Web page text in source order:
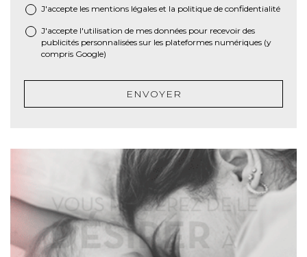
* J'accepte les mentions légales et la politique de confidentialité
J'accepte l'utilisation de mes données pour recevoir des
publicités personnalisées sur les plateformes numériques (y
compris Google)
ENVOYER